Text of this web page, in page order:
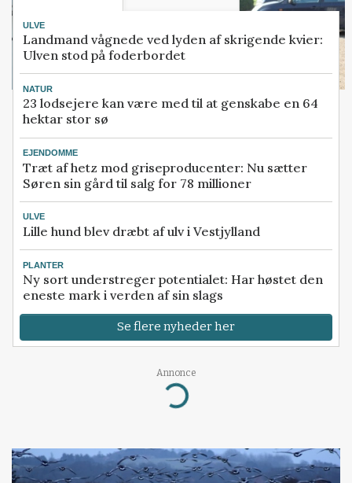
ULVE
Landmand vågnede ved lyden af skrigende kvier:
Ulven stod på foderbordet
NATUR
23 lodsejere kan være med til at genskabe en 64
hektar stor sø
EJENDOMME
Træt af hetz mod griseproducenter: Nu sætter
Søren sin gård til salg for 78 millioner
ULVE
Lille hund blev dræbt af ulv i Vestjylland
PLANTER
Ny sort understreger potentialet: Har høstet den
eneste mark i verden af sin slags
Se flere nyheder her
Annonce
Loading...